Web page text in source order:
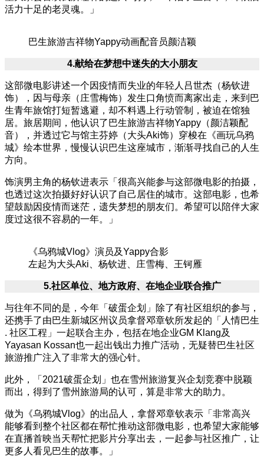
活力十足的老灵魂。」
巴生旅游吉祥物Yappy动画配音员颜洁颖
4.献给在梦想中迷失的大小朋友
这部微电影讲述一个因疫情而失业的年轻人吕世杰（杨钦进
饰），因与母亲（庄雪梅饰）发生口角愤而离家出走，来到巴
生青年旅馆打短暂逃避，却不料遇上行动管制，被迫在馆独
居。旅居期间，他认识了巴生旅游吉祥物Yappy（颜洁颖配
音），并透过它与馆主芬婷（大头Aki饰）穿梭在《画玩乌鸦
城》绘本世界，慢慢认识巴生这座城市，渐渐寻找自己的人生
方向。
饰演男主角的杨钦进表示「很高兴能参与这部微电影的拍摄，
也透过这次拍摄好好认识了自己居住的城市。这部电影，也希
望鼓励因疫情而迷茫，遗失梦想的朋友们。希望可以陪伴大家
度过这很不容易的一年。」
《乌鸦城Vlog》演员及Yappy合影
左起为大头Aki、杨钦进、庄雪梅、王钶雁
5.社区单位、地方政府、在地企业联合推广
与往年不同的是，今年「破蛋企划」除了有社区组织的参与，
还携手了由巴生新城区州议员拿督邓章钦所发起的「人情巴生
. 社区工程」一起联合主办，包括在地企业GM Klang及
Yayasan Kossan也一起出钱出力推广活动，无疑替巴生社区
旅游推广注入了非常大的强心针。
此外，「2021破蛋企划」也在雪州旅游复兴企划竞赛中脱颖
而出，得到了雪州旅游局的认可，算是非常大的助力。
做为《乌鸦城Vlog》的出品人，拿督邓章钦表示「非常高兴
能够看到整个社区都在帮忙推动这部微电影，也希望大家能够
在直播首映当天帮忙把影片分享出去，一起参与社区推广，让
更多人看见巴生的故事。」